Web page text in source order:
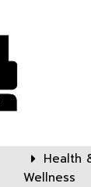
Health
Wellness